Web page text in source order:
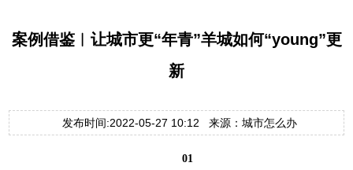
案例借鉴︱让城市更“年青”羊城如何“young”更
新
发布时间:2022-05-27 10:12 来源：城市怎么办
01